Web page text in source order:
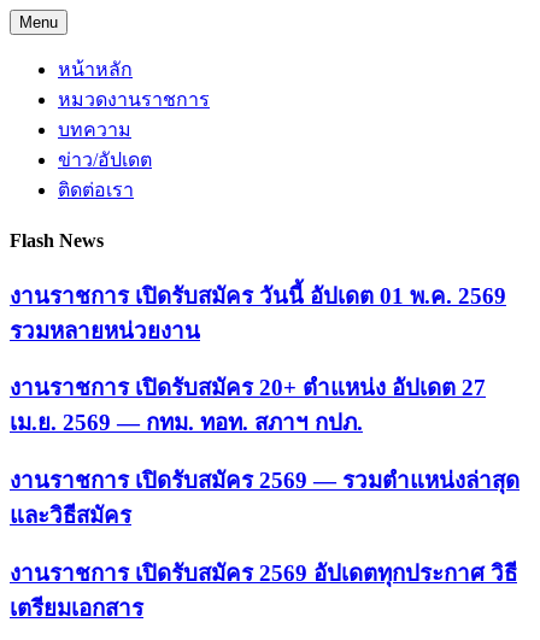
Skip
to
content
Menu
หน้าหลัก
หมวดงานราชการ
บทความ
ข่าว/อัปเดต
ติดต่อเรา
Flash News
งานราชการ เปิดรับสมัคร วันนี้ อัปเดต 01 พ.ค. 2569
รวมหลายหน่วยงาน
งานราชการ เปิดรับสมัคร 20+ ตำแหน่ง อัปเดต 27
เม.ย. 2569 — กทม. ทอท. สภาฯ กปภ.
งานราชการ เปิดรับสมัคร 2569 — รวมตำแหน่งล่าสุด
และวิธีสมัคร
งานราชการ เปิดรับสมัคร 2569 อัปเดตทุกประกาศ วิธี
เตรียมเอกสาร